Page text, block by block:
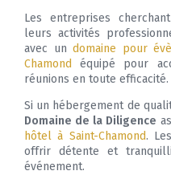
Les entreprises
leurs activités
avec undomaine pour
Chamond
équipé pour
réunions en toute efficacité.
Si un hébergement de
Domaine de la Diligence
hôtel à Saint-Chamond.
offrir détente et
événement.